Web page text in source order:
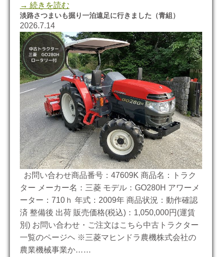
→ 続きを読む
淡路さつまいも掘り一泊遠足に行きました（青組）
2026.7.14
お問い合わせ商品番号：47609K 商品名：トラク
ター メーカー名：三菱 モデル：GO280H アワーメ
ーター：710ｈ 年式：2009年 商品状況：動作確認
済 整備後 出荷 販売価格(税込)：1,050,000円(運賃
別) お問い合わせ・ご注文はこちら中古トラクター
一覧のページヘ ※三菱マヒンドラ農機株式会社の
農業機械事業か……